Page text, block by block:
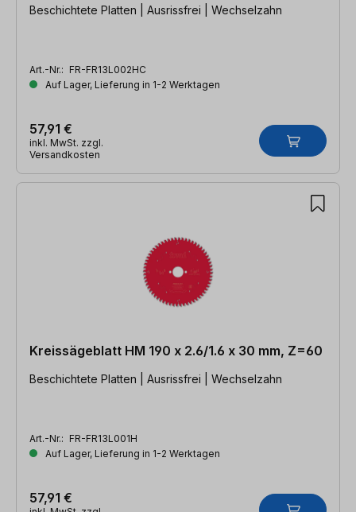
Beschichtete Platten | Ausrissfrei | Wechselzahn
Art.-Nr.: FR-FR13L002HC
Auf Lager, Lieferung in 1-2 Werktagen
57,91 €
inkl. MwSt. zzgl.
Versandkosten
Kreissägeblatt HM 190 x 2.6/1.6 x 30 mm, Z=60
Beschichtete Platten | Ausrissfrei | Wechselzahn
Art.-Nr.: FR-FR13L001H
Auf Lager, Lieferung in 1-2 Werktagen
57,91 €